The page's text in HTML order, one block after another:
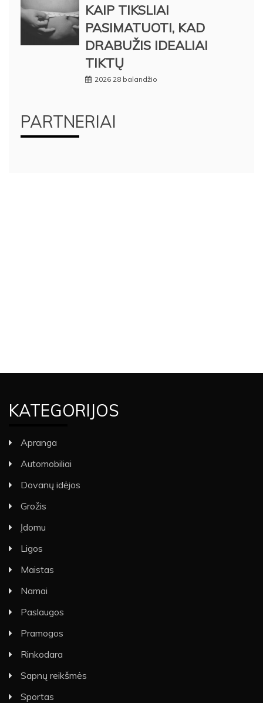
KAIP TIKSLIAI
PASIMATUOTI, KAD
DRABUŽIS IDEALIAI
TIKTŲ
2026 28 balandžio
PARTNERIAI
KATEGORIJOS
Apranga
Automobiliai
Dovanų idėjos
Grožis
Įdomu
Ligos
Maistas
Namai
Paslaugos
Pramogos
Rinkodara
Sapnų reikšmės
Sportas